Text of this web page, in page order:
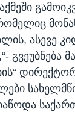
ასევე
გვეუბნება